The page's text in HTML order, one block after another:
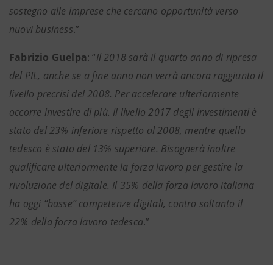
sostegno alle imprese che cercano opportunità verso
nuovi business.”
Fabrizio Guelpa: “Il 2018 sarà il quarto anno di ripresa
del PIL, anche se a fine anno non verrà ancora raggiunto il
livello precrisi del 2008. Per accelerare ulteriormente
occorre investire di più. Il livello 2017 degli investimenti è
stato del 23% inferiore rispetto al 2008, mentre quello
tedesco è stato del 13% superiore. Bisognerà inoltre
qualificare ulteriormente la forza lavoro per gestire la
rivoluzione del digitale. Il 35% della forza lavoro italiana
ha oggi “basse” competenze digitali, contro soltanto il
22% della forza lavoro tedesca.”